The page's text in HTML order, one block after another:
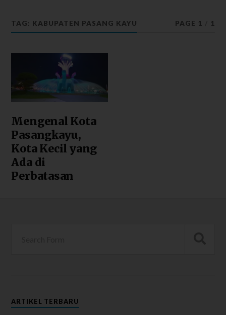
TAG: KABUPATEN PASANG KAYU PAGE 1 1
Mengenal Kota
Pasangkayu,
Kota Kecil yang
Ada di
Perbatasan
ARTIKEL TERBARU